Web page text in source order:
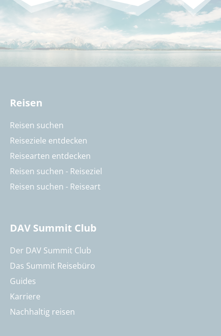
Reisen
Reisen suchen
Reiseziele entdecken
Reisearten entdecken
Reisen suchen - Reiseziel
Reisen suchen - Reiseart
DAV Summit Club
Der DAV Summit Club
Das Summit Reisebüro
Guides
Karriere
Nachhaltig reisen